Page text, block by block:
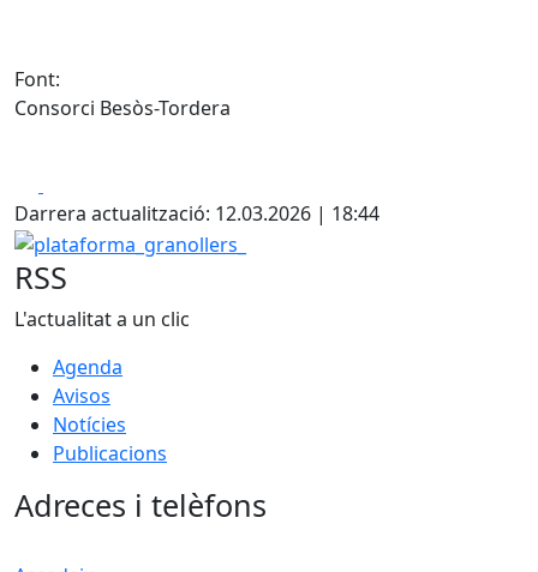
Font:
Consorci Besòs-Tordera
Darrera actualització: 12.03.2026 | 18:44
plataforma_granollers_
RSS
L'actualitat a un clic
Agenda
Avisos
Notícies
Publicacions
Adreces i telèfons